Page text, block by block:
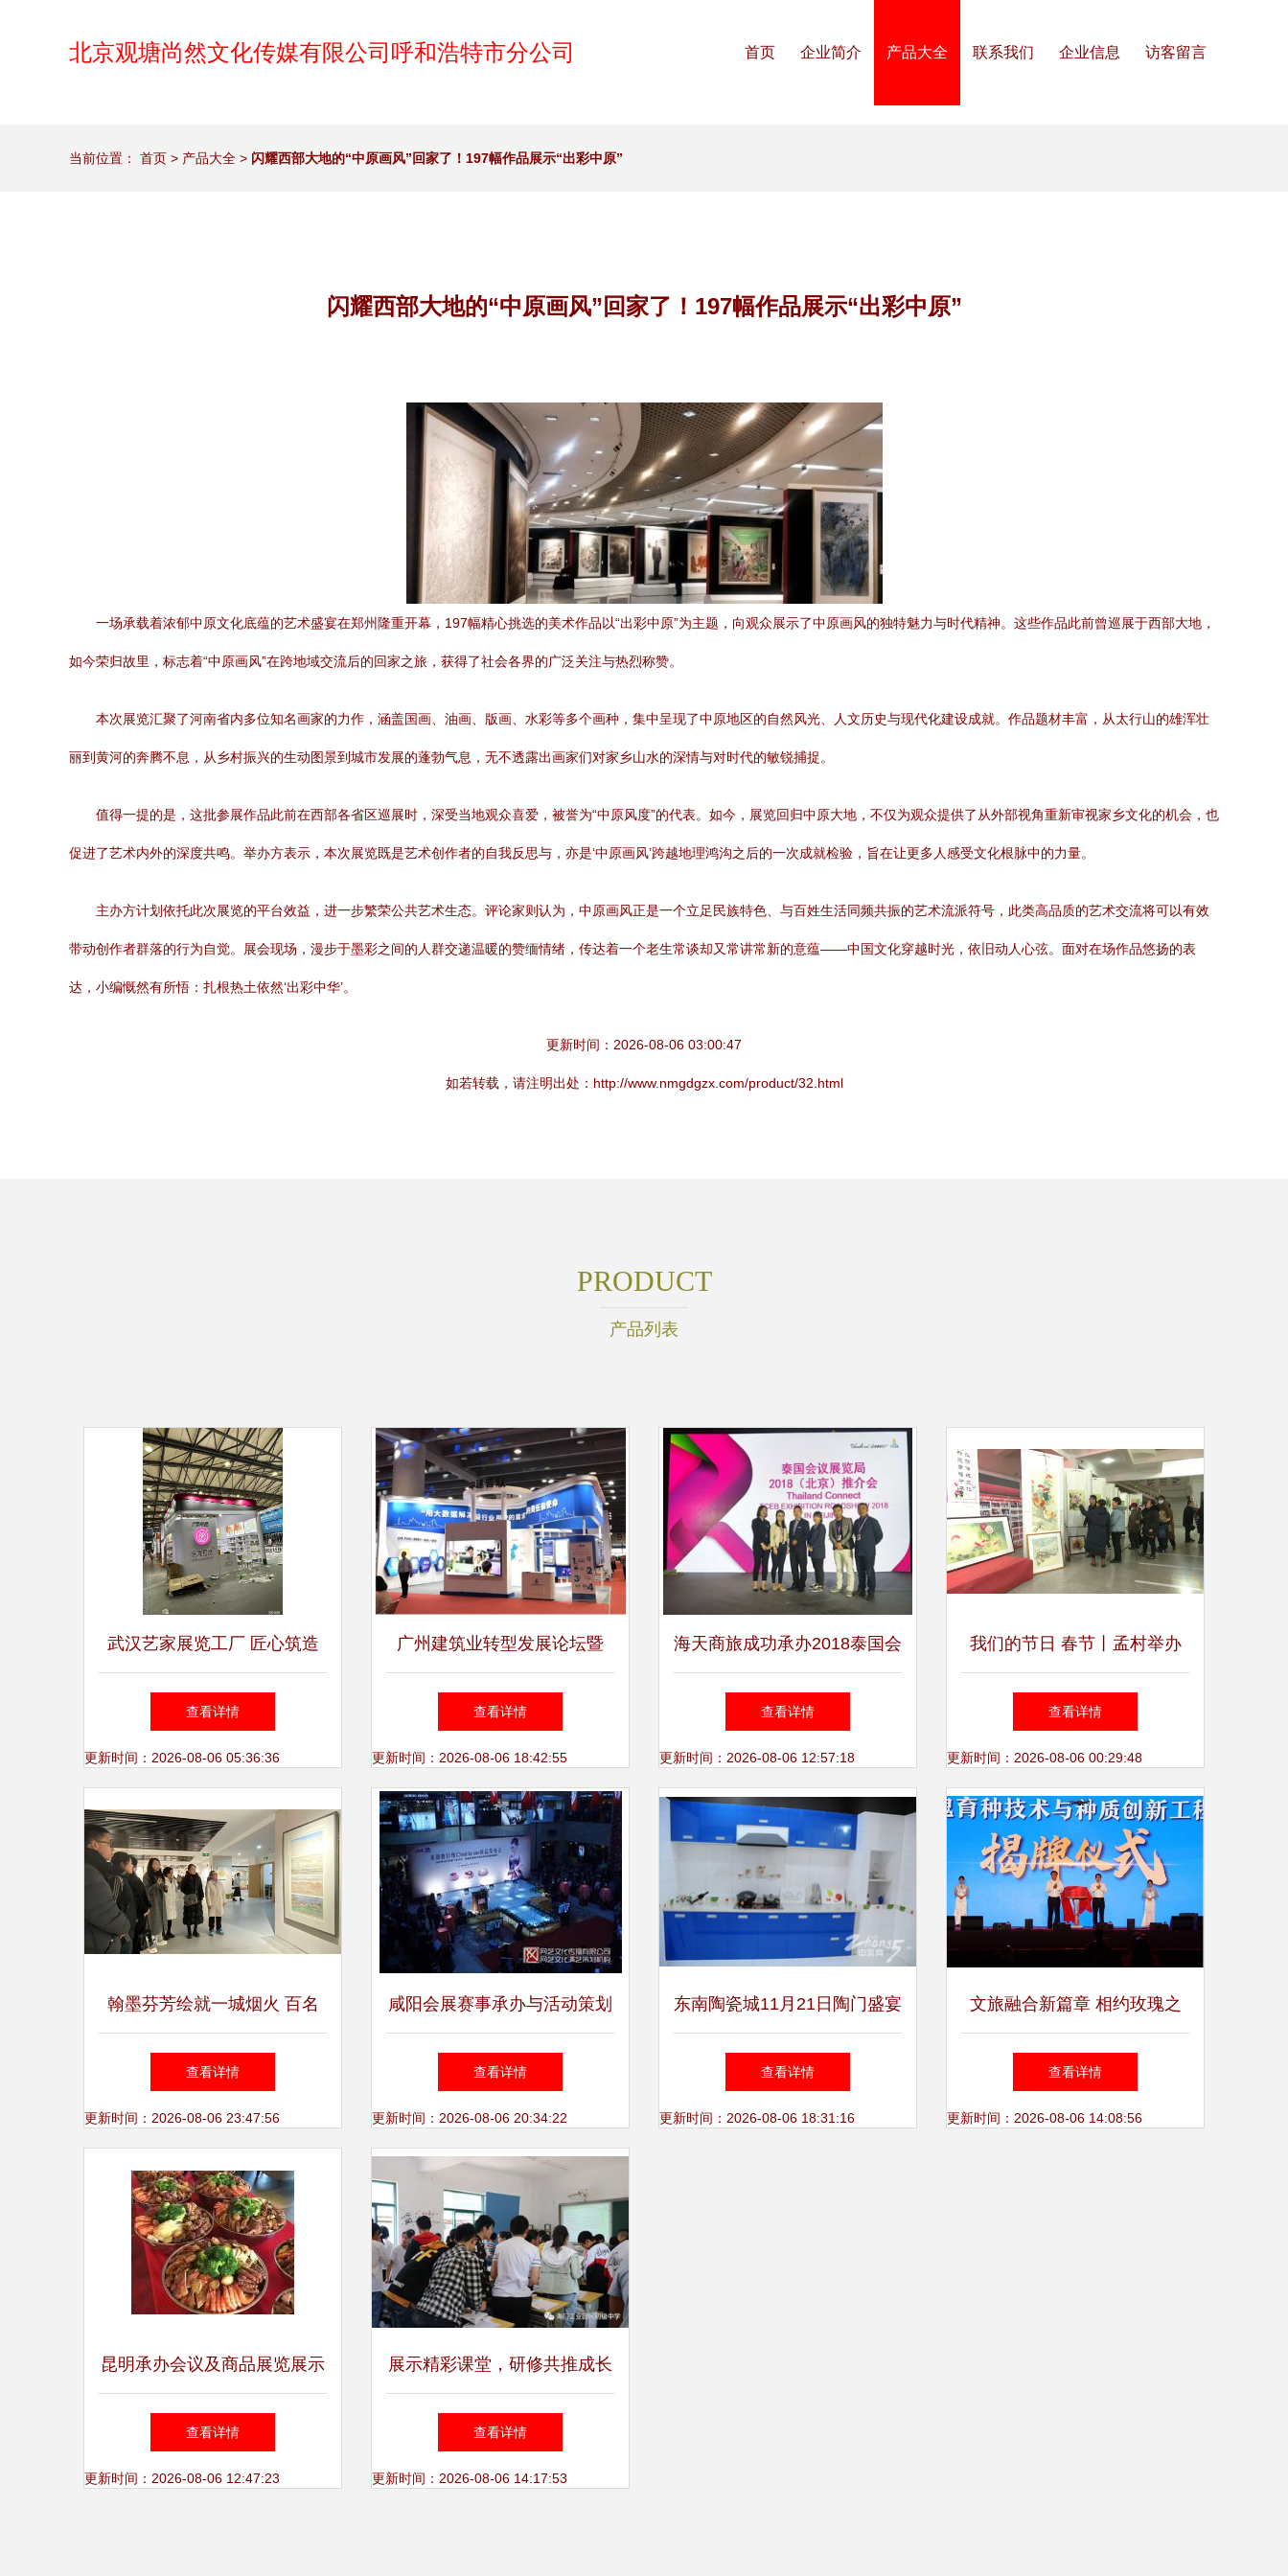
北京观塘尚然文化传媒有限公司呼和浩特市分公司 首页 企业简介 产品大全 联系我们 企业信息 访客留言
当前位置： 首页 > 产品大全 > 闪耀西部大地的“中原画风”回家了！197幅作品展示“出彩中原”
闪耀西部大地的“中原画风”回家了！197幅作品展示“出彩中原”
一场承载着浓郁中原文化底蕴的艺术盛宴在郑州隆重开幕，197幅精心挑选的美术作品以“出彩中原”为主题，向观众展示了中原画风的独特魅力与时代精神。这些作品此前曾巡展于西部大地，
如今荣归故里，标志着“中原画风”在跨地域交流后的回家之旅，获得了社会各界的广泛关注与热烈称赞。
本次展览汇聚了河南省内多位知名画家的力作，涵盖国画、油画、版画、水彩等多个画种，集中呈现了中原地区的自然风光、人文历史与现代化建设成就。作品题材丰富，从太行山的雄浑壮
丽到黄河的奔腾不息，从乡村振兴的生动图景到城市发展的蓬勃气息，无不透露出画家们对家乡山水的深情与对时代的敏锐捕捉。
值得一提的是，这批参展作品此前在西部各省区巡展时，深受当地观众喜爱，被誉为“中原风度”的代表。如今，展览回归中原大地，不仅为观众提供了从外部视角重新审视家乡文化的机会，也
促进了艺术内外的深度共鸣。举办方表示，本次展览既是艺术创作者的自我反思与，亦是‘中原画风’跨越地理鸿沟之后的一次成就检验，旨在让更多人感受文化根脉中的力量。
主办方计划依托此次展览的平台效益，进一步繁荣公共艺术生态。评论家则认为，中原画风正是一个立足民族特色、与百姓生活同频共振的艺术流派符号，此类高品质的艺术交流将可以有效
带动创作者群落的行为自觉。展会现场，漫步于墨彩之间的人群交递温暖的赞缅情绪，传达着一个老生常谈却又常讲常新的意蕴——中国文化穿越时光，依旧动人心弦。面对在场作品悠扬的表
达，小编慨然有所悟：扎根热土依然‘出彩中华’。
更新时间：2026-08-06 03:00:47
如若转载，请注明出处：http://www.nmgdgzx.com/product/32.html
PRODUCT
产品列表
武汉艺家展览工厂 匠心筑造
精品，专业承办展览展示服务
查看详情
更新时间：2026-08-06 05:36:36
广州建筑业转型发展论坛暨
2018年广州工程建设展览会正
式开幕
查看详情
更新时间：2026-08-06 18:42:55
海天商旅成功承办2018泰国会
议展览局北京路演，助力中泰
会展合作升级
查看详情
更新时间：2026-08-06 12:57:18
我们的节日 春节丨孟村举办
迎新春工笔画作品展 承办展
览展示
查看详情
更新时间：2026-08-06 00:29:48
翰墨芬芳绘就一城烟火 百名
画家画兰州美术作品展精彩亮
相
查看详情
更新时间：2026-08-06 23:47:56
咸阳会展赛事承办与活动策划
的全景解读
查看详情
更新时间：2026-08-06 20:34:22
东南陶瓷城11月21日陶门盛宴
各商家产品展示 建材大饰界
powered by discuz
查看详情
更新时间：2026-08-06 18:31:16
文旅融合新篇章 相约玫瑰之
都，共享平阴滋润——2024玫
瑰产品博览会开幕式记
查看详情
更新时间：2026-08-06 14:08:56
昆明承办会议及商品展览展示
活动
查看详情
更新时间：2026-08-06 12:47:23
展示精彩课堂，研修共推成长
——三星初中承办能仁集团英
语研修活动纪实
查看详情
更新时间：2026-08-06 14:17:53